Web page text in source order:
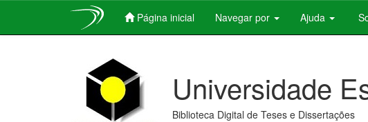
Página inicial Navegar por Ajuda
Universidade
Biblioteca Digital de Teses e Dissertações